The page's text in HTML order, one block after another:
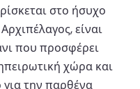
στο ήσυχο
είναι
που προσφέρει
χώρα και
για την παρθένα